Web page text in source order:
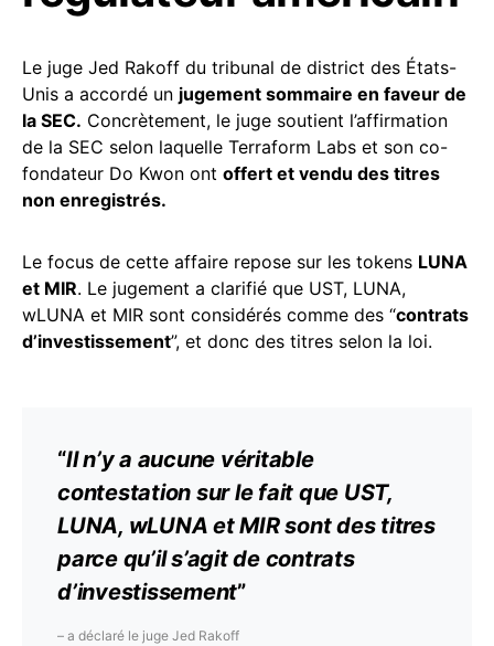
Le juge Jed Rakoff du tribunal de district des États-
Unis a accordé un jugement sommaire en faveur de
la SEC. Concrètement, le juge soutient l’affirmation
de la SEC selon laquelle Terraform Labs et son co-
fondateur Do Kwon ont offert et vendu des titres
non enregistrés.
Le focus de cette affaire repose sur les tokens LUNA
et MIR. Le jugement a clarifié que UST, LUNA,
wLUNA et MIR sont considérés comme des “contrats
d’investissement”, et donc des titres selon la loi.
“Il n’y a aucune véritable
contestation sur le fait que UST,
LUNA, wLUNA et MIR sont des titres
parce qu’il s’agit de contrats
d’investissement”
– a déclaré le juge Jed Rakoff